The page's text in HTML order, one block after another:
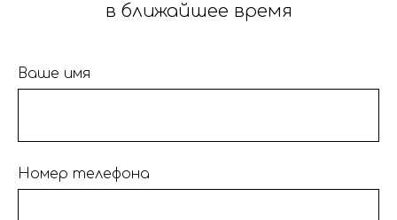
в ближайшее время
Ваше имя
Номер телефона